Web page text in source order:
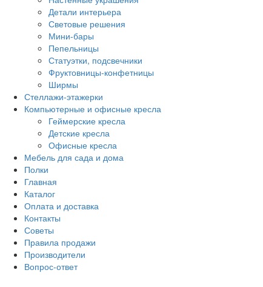
Детали интерьера
Световые решения
Мини-бары
Пепельницы
Статуэтки, подсвечники
Фруктовницы-конфетницы
Ширмы
Стеллажи-этажерки
Компьютерные и офисные кресла
Геймерские кресла
Детские кресла
Офисные кресла
Мебель для сада и дома
Полки
Главная
Каталог
Оплата и доставка
Контакты
Советы
Правила продажи
Производители
Вопрос-ответ